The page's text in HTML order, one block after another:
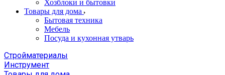
Хозблоки и бытовки
Товары для дома
Бытовая техника
Мебель
Посуда и кухонная утварь
Стройматериалы
Инструмент